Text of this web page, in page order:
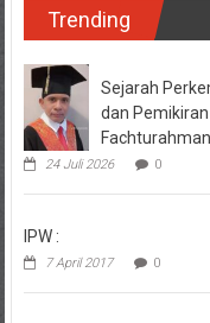
Trending
Sejarah
dan
24 Juli 2026 0
IPW :
7 April 2017 0